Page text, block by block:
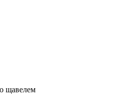
щавелем